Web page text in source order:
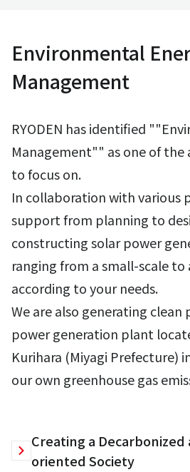
Environmental
Management
RYODEN has identified
Management"" as one of
to focus on.
In collaboration with various
support from planning to
constructing solar power
ranging from a small-scale
according to your needs.
We are also generating
power generation plant
Kurihara (Miyagi Prefecture)
our own greenhouse gas
Creating a Decarbonized
oriented Society